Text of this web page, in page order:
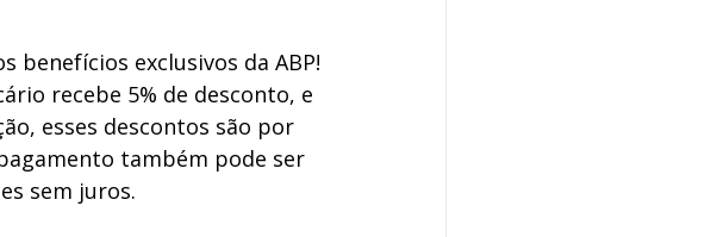
benefícios exclusivos da ABP!
recebe 5% de desconto, e
esses descontos são por
também pode ser
sem juros.